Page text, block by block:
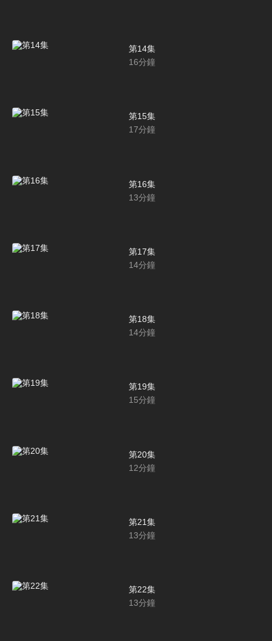
第14集
16分鐘
第15集
17分鐘
第16集
13分鐘
第17集
14分鐘
第18集
14分鐘
第19集
15分鐘
第20集
12分鐘
第21集
13分鐘
第22集
13分鐘